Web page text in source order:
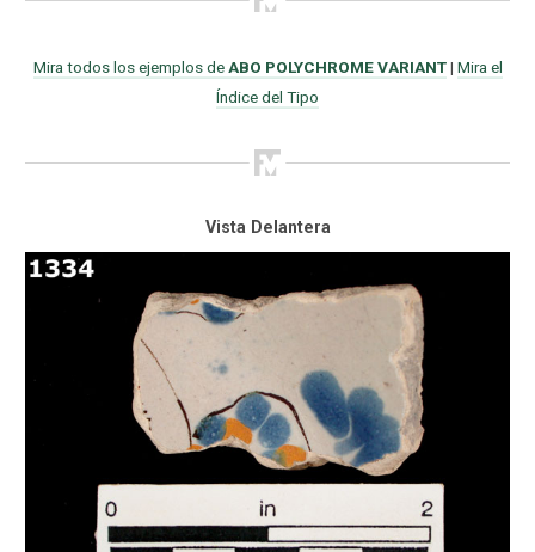
Mira todos los ejemplos deABO POLYCHROME VARIANT| Mira el
Índice del Tipo
Vista Delantera